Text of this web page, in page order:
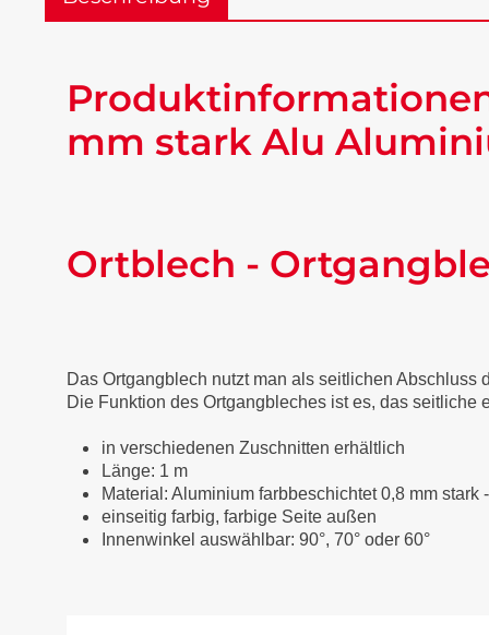
mm stark Alu
Ortblech -
Das Ortgangblech nutzt man als seitlichen
Die Funktion des Ortgangbleches ist es, das
in verschiedenen Zuschnitten erhältlich
Länge: 1 m
Material: Aluminium farbbeschichtet 0,8 mm
einseitig farbig, farbige Seite außen
Innenwinkel auswählbar: 90°, 70° oder 60°